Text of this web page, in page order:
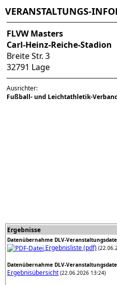
VERANSTALTUNGS-
FLVW Masters
Carl-Heinz-Reiche-Stadion
Breite Str. 3
32791 Lage
Ausrichter:
Fußball- und Leichtathletik-
Ergebnisse
Datenübernahme DLV-
Ergebnisliste (pdf)
Datenübernahme DLV-
Ergebnisübersicht (22.06.2026 13:24)